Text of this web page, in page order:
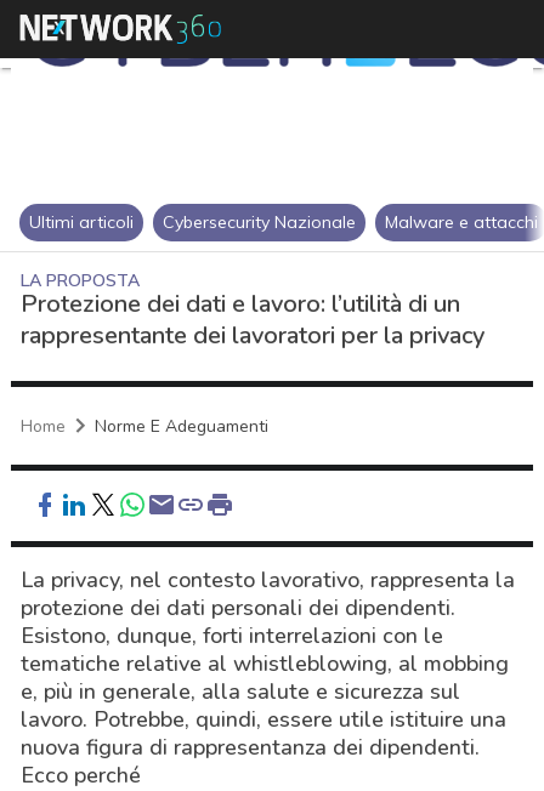
Ultimi articoli Cybersecurity Nazionale Malware e attacchi
LA PROPOSTA
Protezione dei dati e lavoro: l’utilità di un
rappresentante dei lavoratori per la privacy
Home Norme E Adeguamenti
La privacy, nel contesto lavorativo, rappresenta la
protezione dei dati personali dei dipendenti.
Esistono, dunque, forti interrelazioni con le
tematiche relative al whistleblowing, al mobbing
e, più in generale, alla salute e sicurezza sul
lavoro. Potrebbe, quindi, essere utile istituire una
nuova figura di rappresentanza dei dipendenti.
Ecco perché